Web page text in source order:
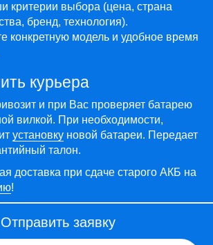
критерии выбора (цена, страна
бренд, технология).
конкретную модель и удобное время
курьера
и при Вас проверяет батарею
вилкой. При необходимости,
установку новой батареи. Передает
талон.
доставка при сдаче старого АКБ на
!
Отправить заявку